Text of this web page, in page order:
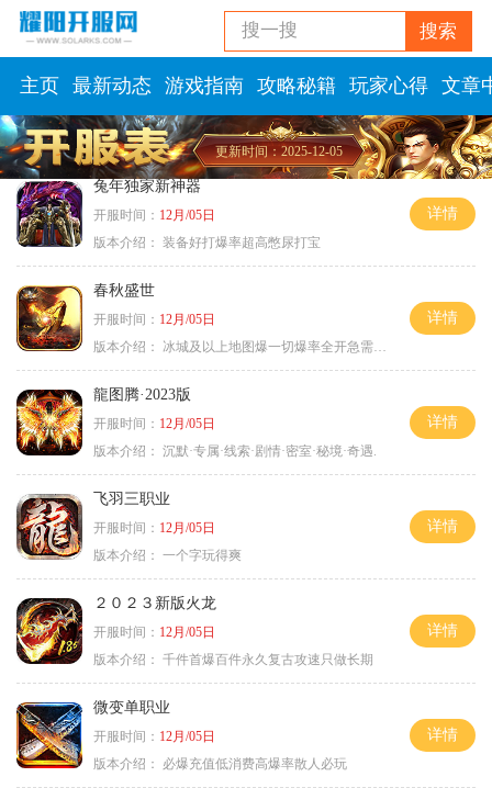
搜一搜 搜索
主页 最新动态 游戏指南 攻略秘籍 玩家心得 文章
更新时间：2025-12-05
兔年独家新神器
开服时间： 12月/05日
版本介绍： 装备好打爆率超高憋尿打宝
详情
春秋盛世
开服时间： 12月/05日
版本介绍：
冰城及以上地图爆一切爆率全开急需材料
详情
龍图腾·2023版
开服时间： 12月/05日
版本介绍： 沉默·专属·线索·剧情·密室·秘境·奇遇.
详情
飞羽三职业
开服时间： 12月/05日
版本介绍： 一个字玩得爽
详情
２０２３新版火龙
开服时间： 12月/05日
版本介绍： 千件首爆百件永久复古攻速只做长期
详情
微变单职业
开服时间： 12月/05日
版本介绍：
必爆充值低消费高爆率散人必玩
详情